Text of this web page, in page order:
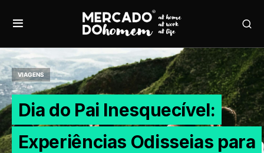
VIAGENS
Dia do Pai Inesquecível:
Experiências Odisseias para